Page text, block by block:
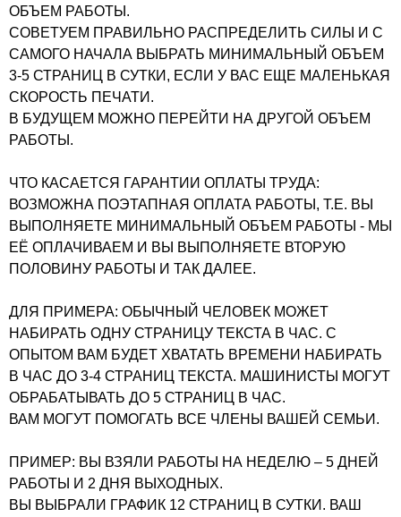
ОБЪЕМ РАБОТЫ.
СОВЕТУЕМ ПРАВИЛЬНО РАСПРЕДЕЛИТЬ СИЛЫ И С
САМОГО НАЧАЛА ВЫБРАТЬ МИНИМАЛЬНЫЙ ОБЪЕМ
3-5 СТРАНИЦ В СУТКИ, ЕСЛИ У ВАС ЕЩЕ МАЛЕНЬКАЯ
СКОРОСТЬ ПЕЧАТИ.
В БУДУЩЕМ МОЖНО ПЕРЕЙТИ НА ДРУГОЙ ОБЪЕМ
РАБОТЫ.
ЧТО КАСАЕТСЯ ГАРАНТИИ ОПЛАТЫ ТРУДА:
ВОЗМОЖНА ПОЭТАПНАЯ ОПЛАТА РАБОТЫ, Т.Е. ВЫ
ВЫПОЛНЯЕТЕ МИНИМАЛЬНЫЙ ОБЪЕМ РАБОТЫ - МЫ
ЕЁ ОПЛАЧИВАЕМ И ВЫ ВЫПОЛНЯЕТЕ ВТОРУЮ
ПОЛОВИНУ РАБОТЫ И ТАК ДАЛЕЕ.
ДЛЯ ПРИМЕРА: ОБЫЧНЫЙ ЧЕЛОВЕК МОЖЕТ
НАБИРАТЬ ОДНУ СТРАНИЦУ ТЕКСТА В ЧАС. С
ОПЫТОМ ВАМ БУДЕТ ХВАТАТЬ ВРЕМЕНИ НАБИРАТЬ
В ЧАС ДО 3-4 СТРАНИЦ ТЕКСТА. МАШИНИСТЫ МОГУТ
ОБРАБАТЫВАТЬ ДО 5 СТРАНИЦ В ЧАС.
ВАМ МОГУТ ПОМОГАТЬ ВСЕ ЧЛЕНЫ ВАШЕЙ СЕМЬИ.
ПРИМЕР: ВЫ ВЗЯЛИ РАБОТЫ НА НЕДЕЛЮ – 5 ДНЕЙ
РАБОТЫ И 2 ДНЯ ВЫХОДНЫХ.
ВЫ ВЫБРАЛИ ГРАФИК 12 СТРАНИЦ В СУТКИ. ВАШ